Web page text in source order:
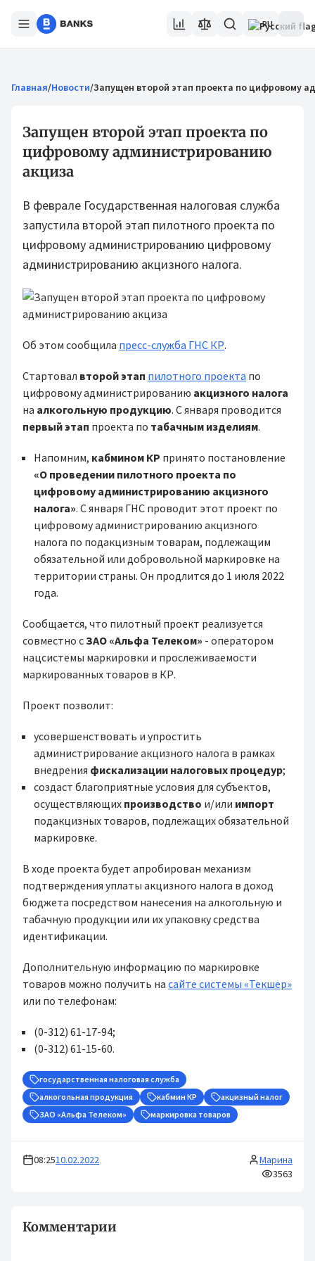
RU
Главная/Новости/Запущен второй этап проекта по цифровому
Запущен второй этап проекта по
цифровому администрированию
акциза
В феврале Государственная налоговая служба
запустила второй этап пилотного проекта по
цифровому администрированию цифровому
администрированию акцизного налога.
Об этом сообщила пресс-служба ГНС КР.
Стартовал второй этап пилотного проекта по
цифровому администрированию акцизного налога
на алкогольную продукцию. С января проводится
первый этап проекта по табачным изделиям.
Напомним, кабмином КР принято постановление
«О проведении пилотного проекта по
цифровому администрированию акцизного
налога». С января ГНС проводит этот проект по
цифровому администрированию акцизного
налога по подакцизным товарам, подлежащим
обязательной или добровольной маркировке на
территории страны. Он продлится до 1 июля 2022
года.
Сообщается, что пилотный проект реализуется
совместно с ЗАО «Альфа Телеком» - оператором
нацсистемы маркировки и прослеживаемости
маркированных товаров в КР.
Проект позволит:
усовершенствовать и упростить
администрирование акцизного налога в рамках
внедрения фискализации налоговых процедур;
создаст благоприятные условия для субъектов,
осуществляющих производство и/или импорт
подакцизных товаров, подлежащих обязательной
маркировке.
В ходе проекта будет апробирован механизм
подтверждения уплаты акцизного налога в доход
бюджета посредством нанесения на алкогольную и
табачную продукции или их упаковку средства
идентификации.
Дополнительную информацию по маркировке
товаров можно получить на сайте системы «Текшер»
или по телефонам:
(0-312) 61-17-94;
(0-312) 61-15-60.
государственная налоговая служба
алкогольная продукция
кабмин КР
акцизный налог
ЗАО «Альфа Телеком»
маркировка товаров
08:2510.02.2022
Марина
3563
Комментарии